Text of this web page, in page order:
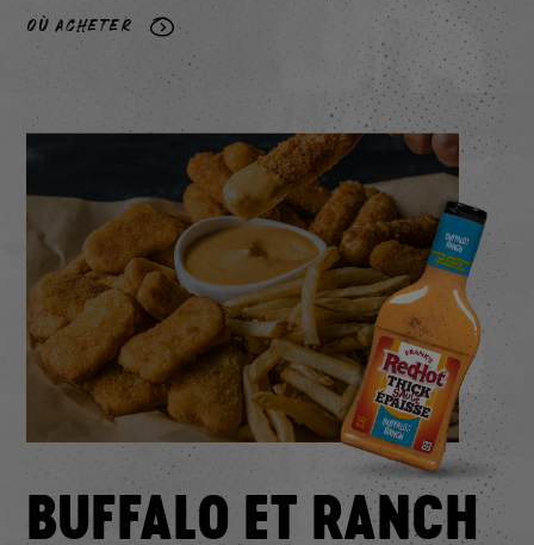
OÙ ACHETER
BUFFALO ET RANCH